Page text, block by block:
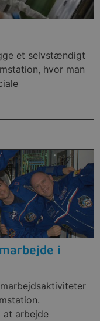
et selvstændigt
hvor man
i
at arbejde